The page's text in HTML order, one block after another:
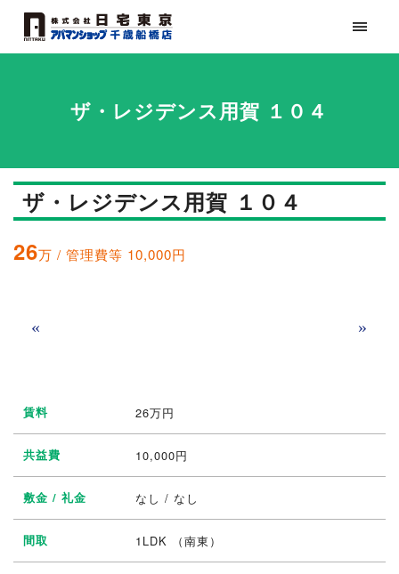
ザ・レジデンス用賀 １０４
ザ・レジデンス用賀 １０４
26万 / 管理費等 10,000円
« »
賃料 26万円
共益費 10,000円
敷金 / 礼金 なし / なし
間取 1LDK （南東）